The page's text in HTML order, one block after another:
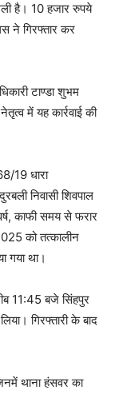
है। 10 हजार रुपये
ने गिरफ्तार कर
टाण्डा शुभम
में यह कार्रवाई की
19 धारा
निवासी शिवपाल
काफी समय से फरार
को तत्कालीन
गया था।
11:45 बजे सिंहपुर
गिरफ्तारी के बाद
थाना हंसवर का